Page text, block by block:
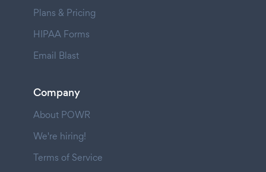
Plans & Pricing
HIPAA Forms
Email Blast
Company
About POWR
We're hiring!
Terms of Service